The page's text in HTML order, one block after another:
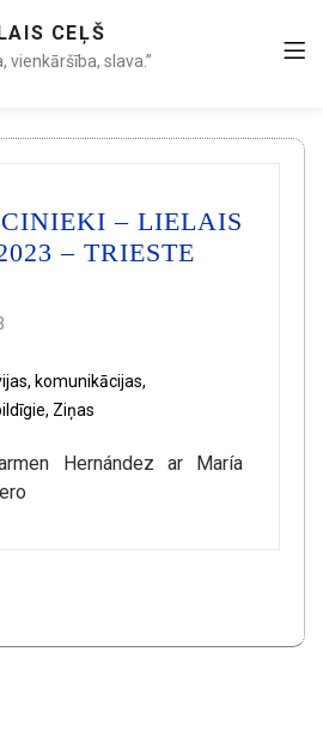
CEĻŠ
vienkāršība, slava.”
– LIELAIS
– TRIESTE
, komunikācijas,
, Ziņas
Hernández ar María